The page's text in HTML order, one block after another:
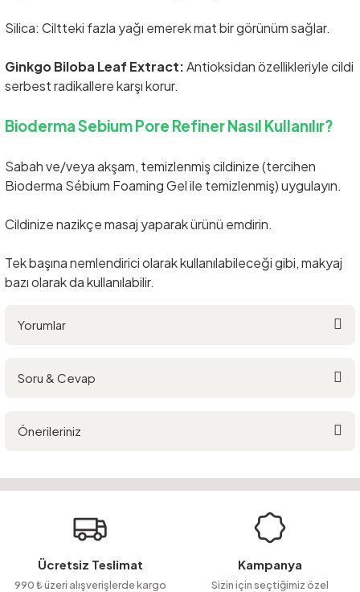
Silica: Ciltteki fazla yağı emerek mat bir görünüm sağlar.
Ginkgo Biloba Leaf Extract:Antioksidan özellikleriyle cildi
serbest radikallere karşı korur.
Bioderma Sebium Pore Refiner Nasıl Kullanılır?
Sabah ve/veya akşam, temizlenmiş cildinize (tercihen
Bioderma Sébium Foaming Gel ile temizlenmiş) uygulayın.
Cildinize nazikçe masaj yaparak ürünü emdirin.
Tek başına nemlendirici olarak kullanılabileceği gibi, makyaj
bazı olarak da kullanılabilir.
Yorumlar
Soru & Cevap
Soru Sor
Önerileriniz
Görüş ve önerileriniz için teşekkür ederiz.
Ürün resmi kalitesiz, bozuk veya görüntülenemiyor.
Ürün açıklamasında eksik bilgiler bulunuyor.
Ücretsiz Teslimat
990 ₺ üzeri alışverişlerde kargo
Kampanya
Sizin için seçtiğimiz özel